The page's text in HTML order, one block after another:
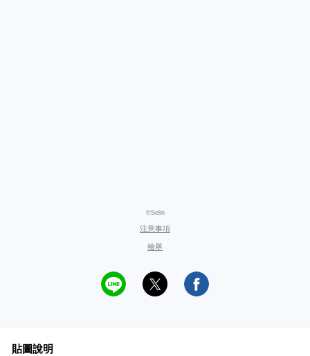
©Selin
注意事項
檢舉
貼圖說明